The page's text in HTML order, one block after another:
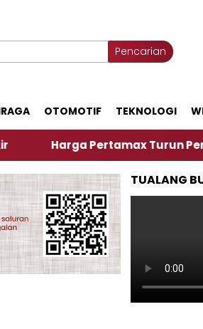
Pencarian
OTOMOTIF TEKNOLOGI
Pertamax Turun Per Hari Ini,
TUALANG